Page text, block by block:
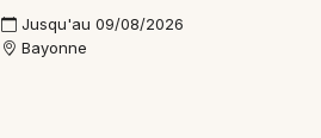
Jusqu'au 09/08/2026
Bayonne